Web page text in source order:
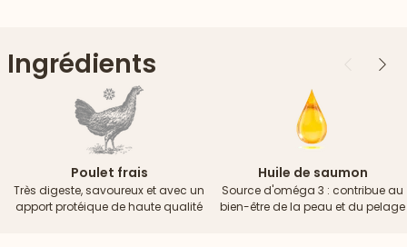
Ingrédients Précédent
Poulet frais
Très digeste, savoureux et avec un
apport protéique de haute qualité
Huile de saumon
Source d'oméga 3 : contribue au
bien-être de la peau et du pelage